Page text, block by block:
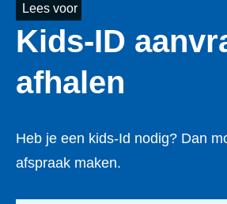
Lees voor
Kids-ID
afhalen
Heb je een kids-Id nodig? Dan
afspraak maken.